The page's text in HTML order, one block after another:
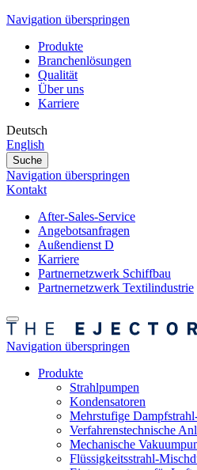
Navigation überspringen
Produkte
Branchenlösungen
Qualität
Über uns
Karriere
Deutsch
English
Suche
Navigation überspringen
Kontakt
After-Sales-Service
Angebotsanfragen
Außendienst D
Karriere
Partnernetzwerk Schiffbau
Partnernetzwerk Textilindustrie
Navigation überspringen
Produkte
Strahlpumpen
Kondensatoren
Mehrstufige
Verfahrenstechnische
Mechanische
Flüssigkeitsstrahl-